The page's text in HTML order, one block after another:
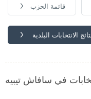
قائمة الحزب
الانتخابات البلدية
في سافاش تيبيه